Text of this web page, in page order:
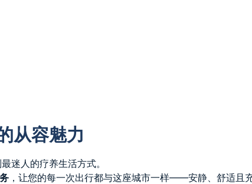
从容魅力
迷人的疗养生活方式。
，让您的每一次出行都与这座城市一样——安静、舒适且